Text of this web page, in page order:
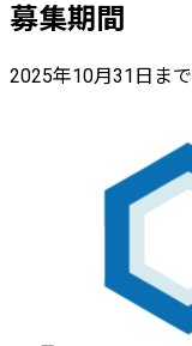
募集期間
2025年10月31日まで